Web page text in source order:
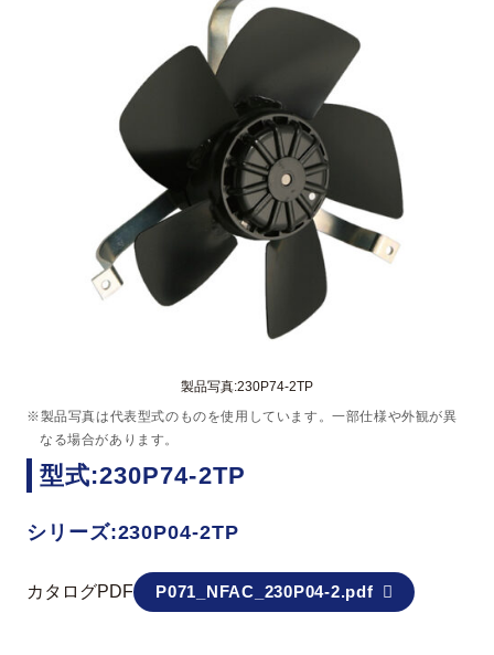
製品写真:230P74-2TP
※製品写真は代表型式のものを使用しています。一部仕様や外観が異
なる場合があります。
型式:230P74-2TP
シリーズ:230P04-2TP
カタログPDF P071_NFAC_230P04-2.pdf